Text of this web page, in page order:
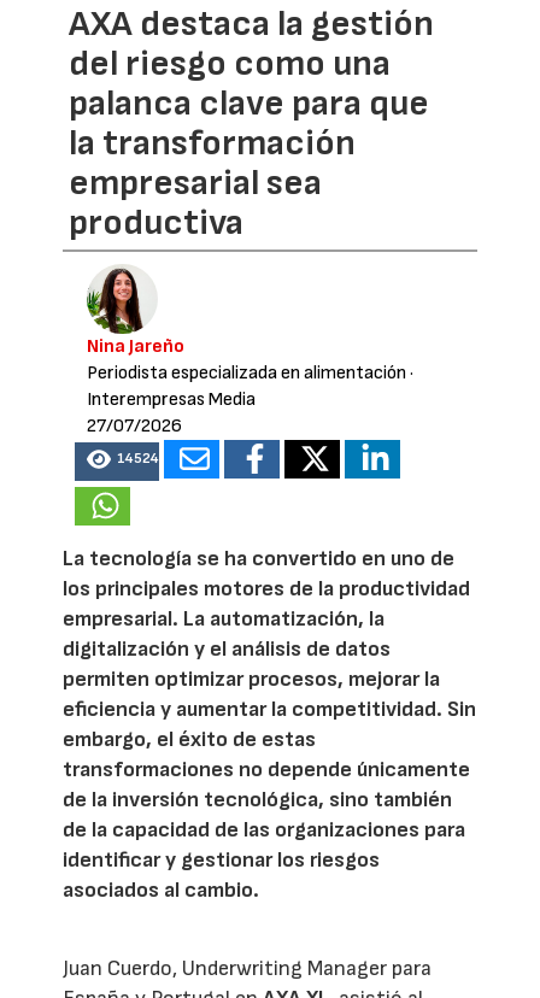
AXA destaca la gestión
del riesgo como una
palanca clave para que
la transformación
empresarial sea
productiva
Nina Jareño
Periodista especializada en alimentación ·
Interempresas Media
27/07/2026
14524
La tecnología se ha convertido en uno de
los principales motores de la productividad
empresarial. La automatización, la
digitalización y el análisis de datos
permiten optimizar procesos, mejorar la
eficiencia y aumentar la competitividad. Sin
embargo, el éxito de estas
transformaciones no depende únicamente
de la inversión tecnológica, sino también
de la capacidad de las organizaciones para
identificar y gestionar los riesgos
asociados al cambio.
Juan Cuerdo, Underwriting Manager para